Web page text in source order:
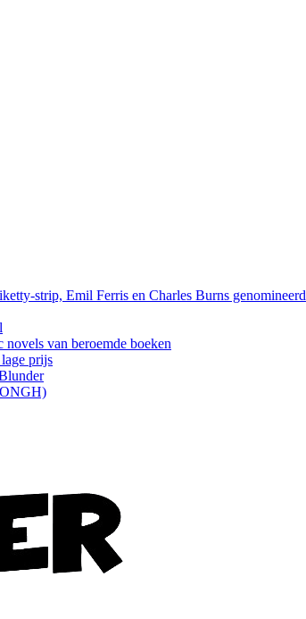
strip, Emil Ferris en Charles Burns genomineerd
van beroemde boeken
prijs